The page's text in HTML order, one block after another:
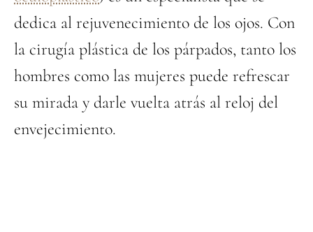
dedica al rejuvenecimiento de los ojos. Con
la cirugía plástica de los párpados, tanto los
hombres como las mujeres puede refrescar
su mirada y darle vuelta atrás al reloj del
envejecimiento.